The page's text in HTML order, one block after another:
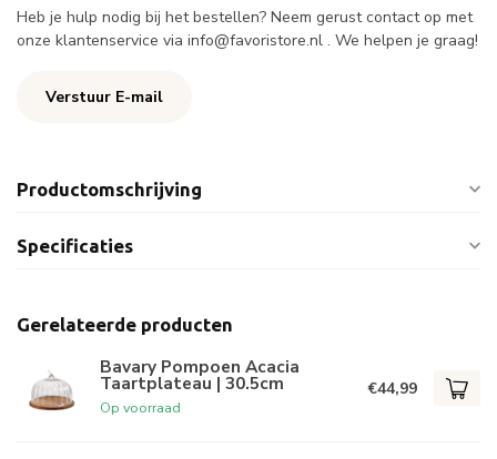
Heb je hulp nodig bij het bestellen? Neem gerust contact op met
onze klantenservice via info@favoristore.nl . We helpen je graag!
Verstuur E-mail
Productomschrijving
Specificaties
Gerelateerde producten
Bavary Pompoen Acacia
Taartplateau | 30.5cm
Op voorraad
€44,99